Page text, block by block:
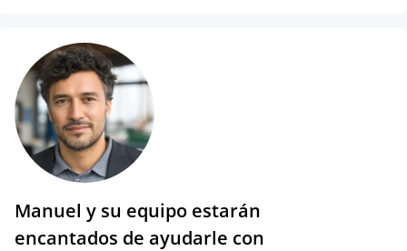
Manuel y su equipo estarán
encantados de ayudarle con